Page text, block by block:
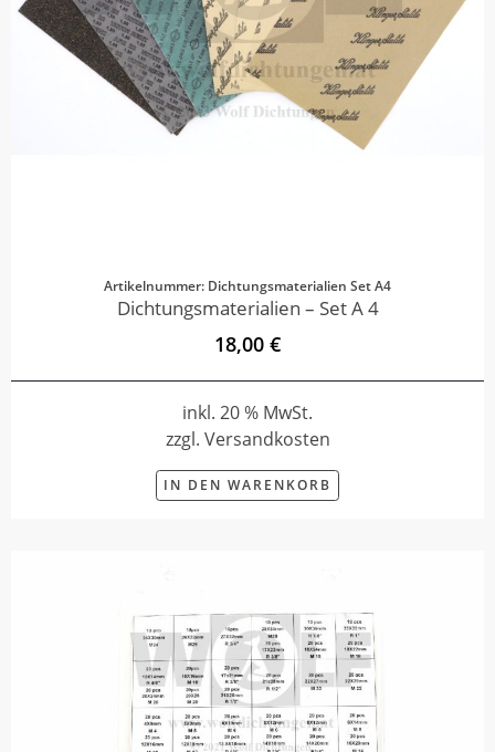
Artikelnummer: Dichtungsmaterialien Set A4
Dichtungsmaterialien – Set A 4
18,00 €
inkl. 20 % MwSt.
zzgl. Versandkosten
IN DEN WARENKORB